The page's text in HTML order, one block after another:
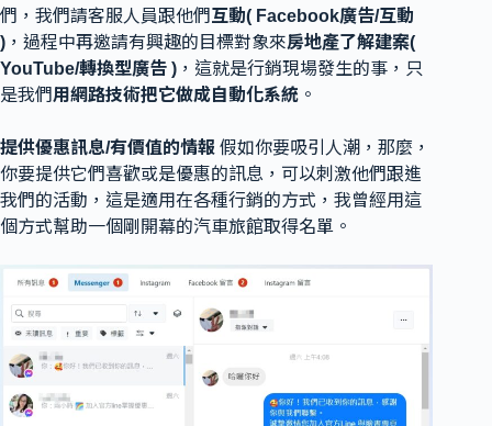
們，我們請客服人員跟他們互動( Facebook廣告/互動
) ，過程中再邀請有興趣的目標對象來房地產了解建案(
YouTube/轉換型廣告 ) ，這就是行銷現場發生的事，只
是我們用網路技術把它做成自動化系統 。
提供優惠訊息/有價值的情報 假如你要吸引人潮，那麼，
你要提供它們喜歡或是優惠的訊息，可以刺激他們跟進
我們的活動，這是適用在各種行銷的方式，我曾經用這
個方式幫助一個剛開幕的汽車旅館取得名單。